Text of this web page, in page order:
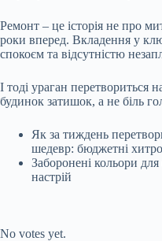
Ремонт – це історія не про
роки вперед. Вкладення у
спокоєм та відсутністю
І тоді ураган
будинок затишок, а не біль
Як за тиждень
шедевр: бюджетні
Заборонені кольори
настрій
No votes yet.